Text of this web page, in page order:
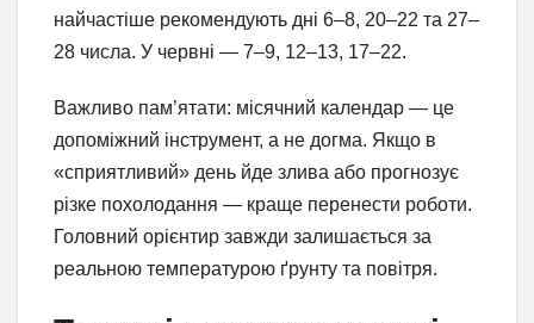
найчастіше рекомендують дні 6–8, 20–22 та 27–
28 числа. У червні — 7–9, 12–13, 17–22.
Важливо пам’ятати: місячний календар — це
допоміжний інструмент, а не догма. Якщо в
«сприятливий» день йде злива або прогнозує
різке похолодання — краще перенести роботи.
Головний орієнтир завжди залишається за
реальною температурою ґрунту та повітря.